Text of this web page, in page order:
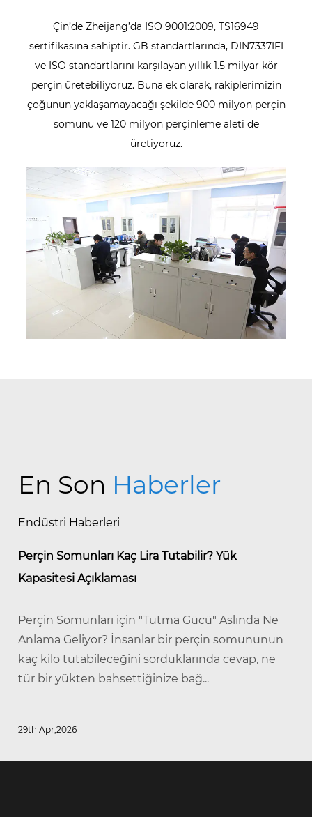
Çin’de Zheijang’da ISO 9001:2009, TS16949
sertifikasına sahiptir. GB standartlarında, DIN7337IFI
ve ISO standartlarını karşılayan yıllık 1.5 milyar kör
perçin üretebiliyoruz. Buna ek olarak, rakiplerimizin
çoğunun yaklaşamayacağı şekilde 900 milyon perçin
somunu ve 120 milyon perçinleme aleti de
üretiyoruz.
En Son Haberler
Endüstri Haberleri
Perçin Somunları Kaç Lira Tutabilir? Yük
Kapasitesi Açıklaması
Perçin Somunları için "Tutma Gücü" Aslında Ne
Anlama Geliyor? İnsanlar bir perçin somununun
kaç kilo tutabileceğini sorduklarında cevap, ne
tür bir yükten bahsettiğinize bağ...
29th Apr,2026